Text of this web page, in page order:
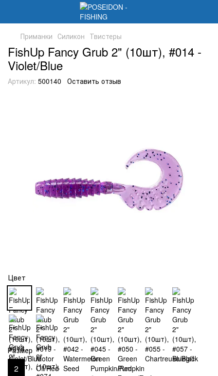
Приманки Силикон Твистеры
FishUp Fancy Grub 2" (10шт), #014 -
Violet/Blue
Артикул: 500140 Оставить отзыв
Цвет
Размер
2